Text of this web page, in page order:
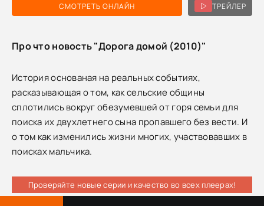
СМОТРЕТЬ ОНЛАЙН ТРЕЙЛЕР
Про что новость "Дорога домой (2010)"
История основаная на реальных событиях,
расказывающая о том, как сельские общины
сплотились вокруг обезумевшей от горя семьи для
поиска их двухлетнего сына пропавшего без вести. И
о том как изменились жизни многих, участвовавших в
поисках мальчика.
Проверяйте новые серии и качество во всех плеерах!